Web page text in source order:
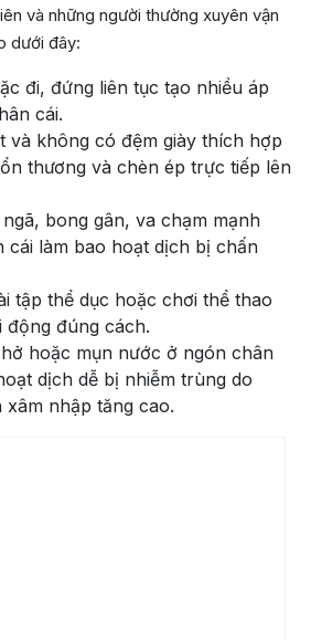
và những người thường xuyên vận
dưới đây:
đi, đứng liên tục tạo nhiều áp
cái.
và không có đệm giày thích hợp
thương và chèn ép trực tiếp lên
bong gân, va chạm mạnh
cái làm bao hoạt dịch bị chấn
tập thể dục hoặc chơi thể thao
động đúng cách.
hoặc mụn nước ở ngón chân
dịch dễ bị nhiễm trùng do
nhập tăng cao.